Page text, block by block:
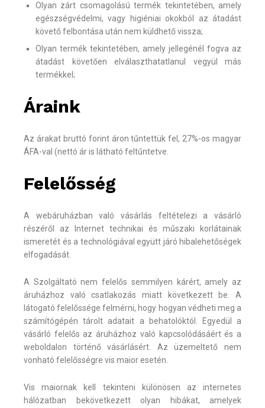
Olyan zárt csomagolású termék tekintetében, amely
egészségvédelmi, vagy higiéniai okokból az átadást
követő felbontása után nem küldhető vissza;
Olyan termék tekintetében, amely jellegénél fogva az
átadást követően elválaszthatatlanul vegyül más
termékkel;
Áraink
Az árakat bruttó forint áron tűntettük fel, 27%-os magyar
ÁFA-val (nettó ár is látható feltűntetve.
Felelősség
A webáruházban való vásárlás feltételezi a vásárló
részéről az Internet technikai és műszaki korlátainak
ismeretét és a technológiával együtt járó hibalehetőségek
elfogadását.
A Szolgáltató nem felelős semmilyen kárért, amely az
áruházhoz való csatlakozás miatt következett be. A
látogató felelőssége felmérni, hogy hogyan védheti meg a
számítógépén tárolt adatait a behatolóktól. Egyedül a
vásárló felelős az áruházhoz való kapcsolódásáért és a
weboldalon történő vásárlásért. Az üzemeltető nem
vonható felelősségre vis maior esetén.
Vis maiornak kell tekinteni különösen az internetes
hálózatban bekövetkezett olyan hibákat, amelyek